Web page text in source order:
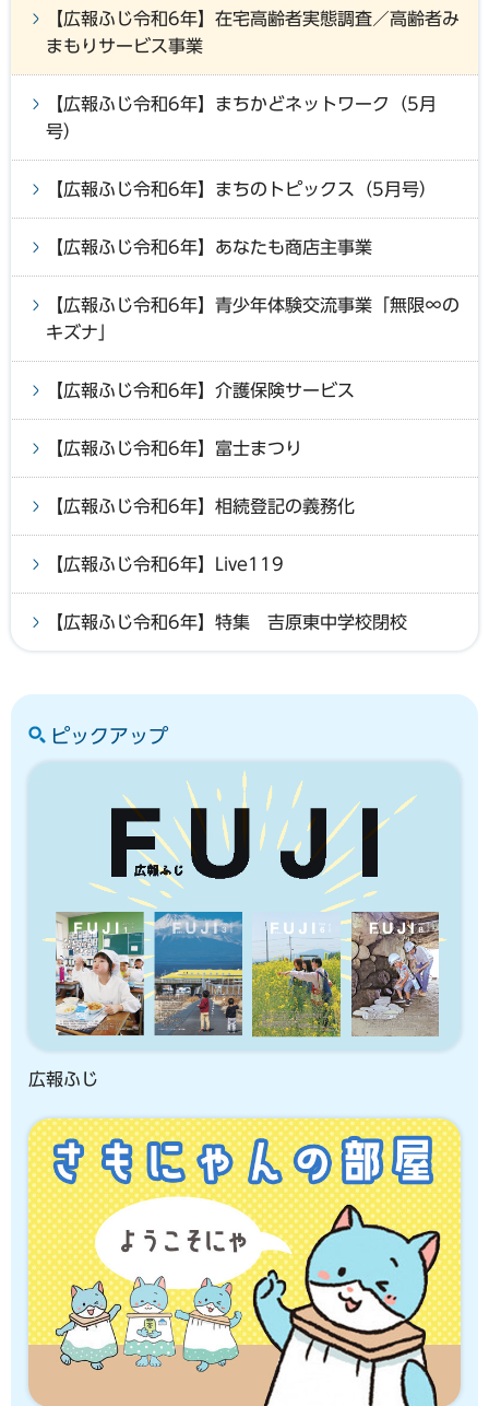
【広報ふじ令和6年】在宅高齢者実態調査／高齢者み
まもりサービス事業
【広報ふじ令和6年】まちかどネットワーク（5月
号）
【広報ふじ令和6年】まちのトピックス（5月号）
【広報ふじ令和6年】あなたも商店主事業
【広報ふじ令和6年】青少年体験交流事業「無限∞の
キズナ」
【広報ふじ令和6年】介護保険サービス
【広報ふじ令和6年】富士まつり
【広報ふじ令和6年】相続登記の義務化
【広報ふじ令和6年】Live119
【広報ふじ令和6年】特集 吉原東中学校閉校
ピックアップ
広報ふじ